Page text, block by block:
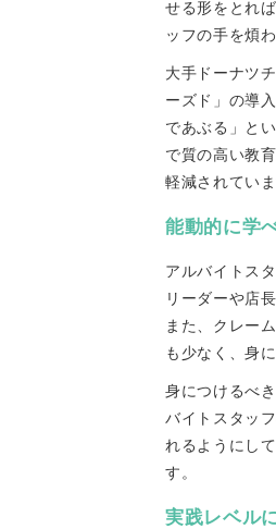
せる形をとれ
ッフの手を煩
大手ドーナツ
ーズド」の導
であぶる」と
で質の高い教
軽減されていま
能動的に学
アルバイトス
リーダーや店
また、クレー
も少なく、身
身につけるべ
バイトスタッ
れるようにし
す。
実践レベル